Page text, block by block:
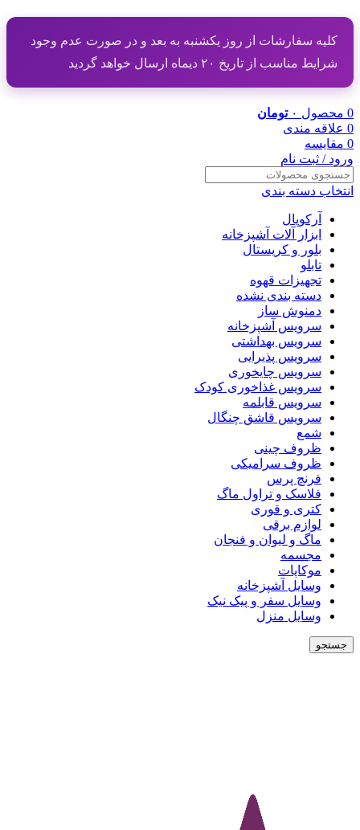
کلیه سفارشات از روز یکشنبه به بعد و در صورت عدم وجود
شرایط مناسب از تاریخ ۲۰ دیماه ارسال خواهد گردید
0 محصول ۰ تومان
0 علاقه مندی
0 مقایسه
ورود / ثبت نام
انتخاب دسته بندی
آرکوپال
ابزار آلات آشپزخانه
بلور و کریستال
تابلو
تجهیزات قهوه
دسته بندی نشده
دمنوش ساز
سرویس آشپزخانه
سرویس بهداشتی
سرویس پذیرایی
سرویس چایخوری
سرویس غذاخوری کودک
سرویس قابلمه
سرویس قاشق چنگال
شمع
ظروف چینی
ظروف سرامیکی
فرنچ پرس
فلاسک و تراول ماگ
کتری و قوری
لوازم برقی
ماگ و لیوان و فنجان
مجسمه
موکاپات
وسایل آشپزخانه
وسایل سفر و پیک نیک
وسایل منزل
جستجو